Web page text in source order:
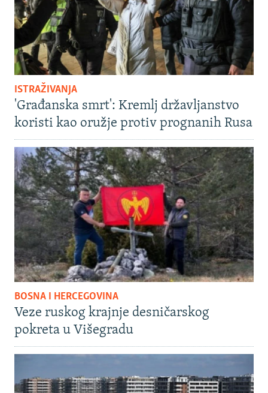
ISTRAŽIVANJA
'Građanska smrt': Kremlj državljanstvo
koristi kao oružje protiv prognanih Rusa
BOSNA I HERCEGOVINA
Veze ruskog krajnje desničarskog
pokreta u Višegradu